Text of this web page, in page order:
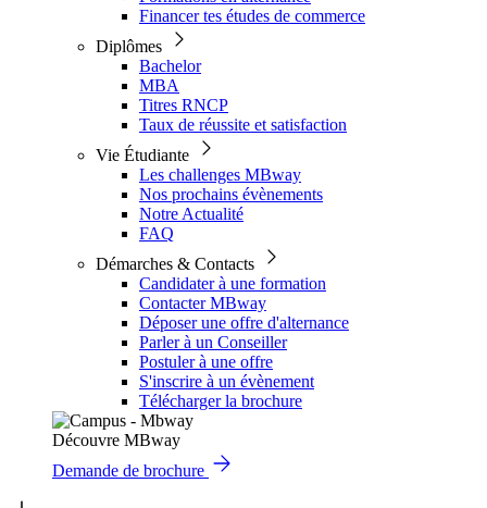
Financer tes études de commerce
Diplômes
Bachelor
MBA
Titres RNCP
Taux de réussite et satisfaction
Vie Étudiante
Les challenges MBway
Nos prochains évènements
Notre Actualité
FAQ
Démarches & Contacts
Candidater à une formation
Contacter MBway
Déposer une offre d'alternance
Parler à un Conseiller
Postuler à une offre
S'inscrire à un évènement
Télécharger la brochure
Découvre MBway
Demande de brochure